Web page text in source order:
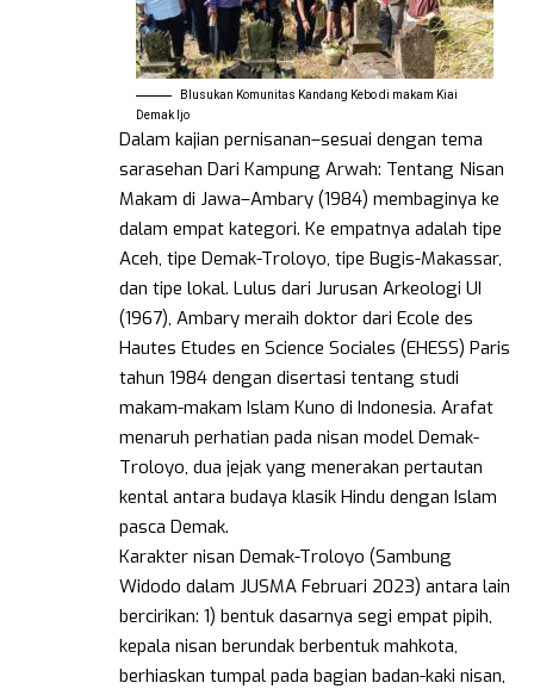
Blusukan Komunitas Kandang Kebo di makam Kiai
Demak Ijo
Dalam kajian pernisanan–sesuai dengan tema
sarasehan Dari Kampung Arwah: Tentang Nisan
Makam di Jawa–Ambary (1984) membaginya ke
dalam empat kategori. Ke empatnya adalah tipe
Aceh, tipe Demak-Troloyo, tipe Bugis-Makassar,
dan tipe lokal. Lulus dari Jurusan Arkeologi UI
(1967), Ambary meraih doktor dari Ecole des
Hautes Etudes en Science Sociales (EHESS) Paris
tahun 1984 dengan disertasi tentang studi
makam-makam Islam Kuno di Indonesia. Arafat
menaruh perhatian pada nisan model Demak-
Troloyo, dua jejak yang menerakan pertautan
kental antara budaya klasik Hindu dengan Islam
pasca Demak.
Karakter nisan Demak-Troloyo (Sambung
Widodo dalam JUSMA Februari 2023) antara lain
bercirikan: 1) bentuk dasarnya segi empat pipih,
kepala nisan berundak berbentuk mahkota,
berhiaskan tumpal pada bagian badan-kaki nisan,